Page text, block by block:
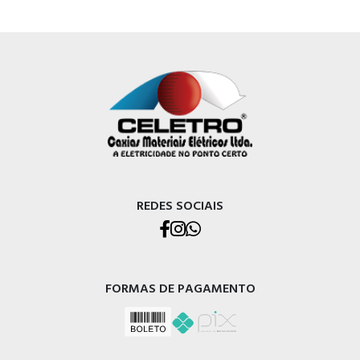
REDES SOCIAIS
FORMAS DE PAGAMENTO